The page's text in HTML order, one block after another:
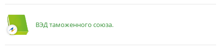
ВЭД таможенного союза.